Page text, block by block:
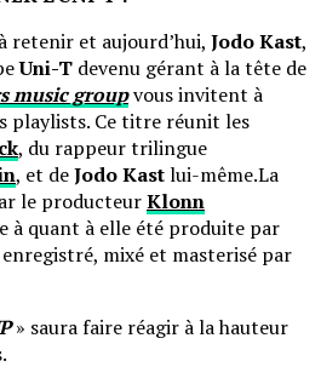
retenir et aujourd’hui, Jodo Kast,
Uni-T devenu gérant à la tête de
music groupvous invitent à
playlists. Ce titre réunit les
, du rappeur trilingue
, et deJodo Kastlui-même.La
le producteurKlonn
à quant à elle été produite par
mixé et masterisé par
» saura faire réagir à la hauteur